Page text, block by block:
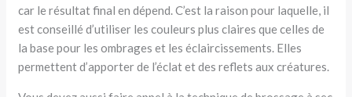
car le résultat final en dépend. C’est la raison pour laquelle, il
est conseillé d’utiliser les couleurs plus claires que celles de
la base pour les ombrages et les éclaircissements. Elles
permettent d’apporter de l’éclat et des reflets aux créatures.